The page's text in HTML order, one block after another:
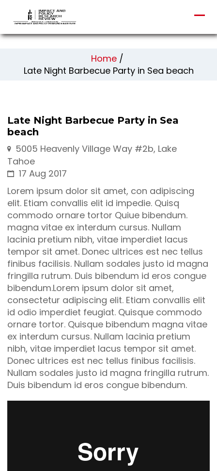
Home /
Late Night Barbecue Party in Sea beach
Late Night Barbecue Party in Sea
beach
5005 Heavenly Village Way #2b, Lake
Tahoe
17 Aug 2017
Lorem ipsum dolor sit amet, con adipiscing
elit. Etiam convallis elit id impedie. Quisq
commodo ornare tortor Quiue bibendum.
magna vitae ex interdum cursus. Nullam
lacinia pretium nibh, vitae imperdiet lacus
tempor sit amet. Donec ultrices est nec tellus
finibus facilisis. Nullam sodales justo id magna
fringilla rutrum. Duis bibendum id eros congue
bibendum.Lorem ipsum dolor sit amet,
consectetur adipiscing elit. Etiam convallis elit
id odio imperdiet feugiat. Quisque commodo
ornare tortor. Quisque bibendum magna vitae
ex interdum cursus. Nullam lacinia pretium
nibh, vitae imperdiet lacus tempor sit amet.
Donec ultrices est nec tellus finibus facilisis.
Nullam sodales justo id magna fringilla rutrum.
Duis bibendum id eros congue bibendum.